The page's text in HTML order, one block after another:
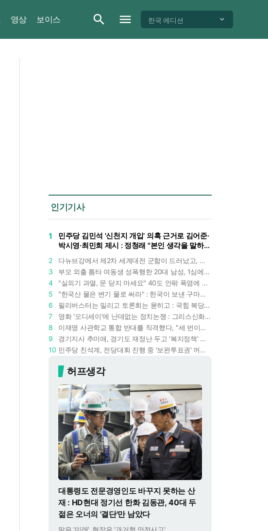
영상 보이스 한국 에디션
인기기사
1
민주당 김민석 '신천지 개입' 의혹 근거로 김어준·
박시영·최민희 제시 : 정청래 "본인 생각을 말하
2
다뉴브강에서 제2차 세계대전 군함이 드러났고, 포항 수돗물은 갑자기 짜졌다 : 폭염·가뭄이 만든 낯선 풍경
3
부모 외출 틈타 여동생 성폭행한 20대 남성, 1심에서 5년형 선고 : 친족 간 '암수범죄'의 심각성
4
"실외기 과열, 문 닫지 마세요" 40도 안팎 폭염에 쉼 없이 도는 에어컨 : 화재 위험 경고등!
5
"한국산 물은 변기 물로 써라" : 한국이 보낸 구마모토 지진 구호품에 한 일본인의 '어처구니 없는' 반응
6
필리버스터는 밀리고 토론회는 묻히고 : 국힘 복당 원하는 한동훈, '검사 정치'의 한계만 드러내나
7
영화 '오디세이'에 난데없는 정치논쟁 : 그리스신화 공간에서 '트럼프 전쟁의 참혹함'이 보인다
8
이재명 사관학교 통합 반대를 직격했다, "세 번이나 군사 쿠데타 했는데 압도적 지위"
9
경기지사 추미애, 경기도 재정난 두고 '복지정책' 탓하는 시선에 정면 반박 : "고령자와 아이 인구 급증"
10
민주당 친석계, 전당대회 진행 중 '보완투표권' 꺼냈다 : '사후 투표 허용' 무리수에 정청래 "투표 쿠데타"
허프생각
대통령도 전문경영인도 바꾸지 못하는 산
재 : HD현대 정기선 한화 김동관, 40대 두
젊은 오너의 '결단'만 남았다